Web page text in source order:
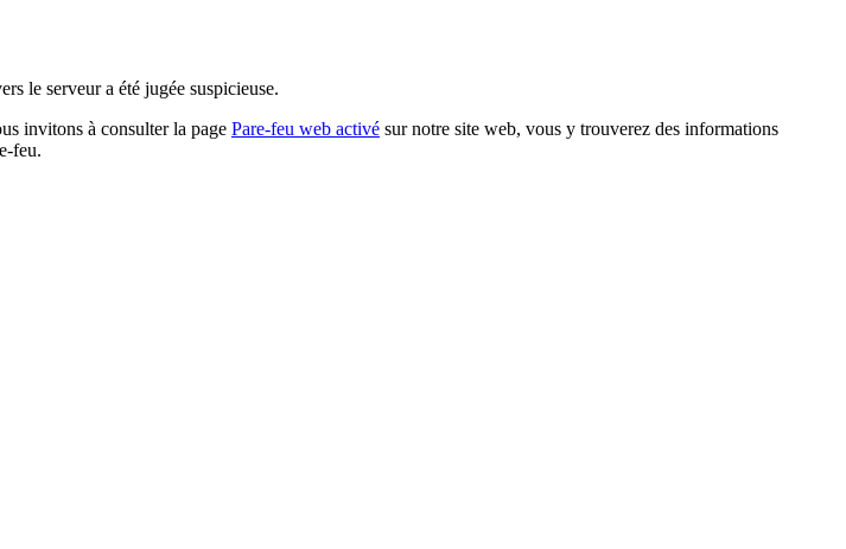
le serveur a été jugée suspicieuse.
invitons à consulter la page Pare-feu web activé sur notre site web, vous y trouverez des informations
feu.